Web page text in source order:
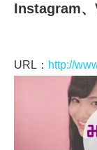
Instagram、
URL： http://